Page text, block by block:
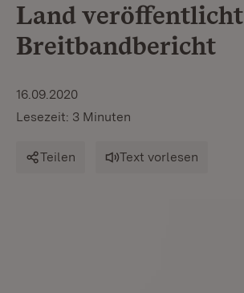
Land veröffentlicht
Breitbandbericht
16.09.2020
Lesezeit: 3 Minuten
Teilen Text vorlesen